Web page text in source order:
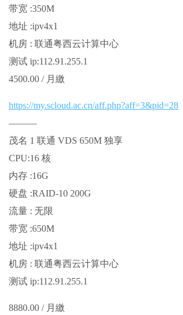
带宽 :350M
地址 :ipv4x1
机房 : 联通粤西云计算中心
测试 ip:112.91.255.1
4500.00 / 月繳
https://my.scloud.ac.cn/aff.php?aff=3&pid=28
———
茂名 1 联通 VDS 650M 独享
CPU:16 核
内存 :16G
硬盘 :RAID-10 200G
流量 : 无限
带宽 :650M
地址 :ipv4x1
机房 : 联通粤西云计算中心
测试 ip:112.91.255.1
8880.00 / 月繳